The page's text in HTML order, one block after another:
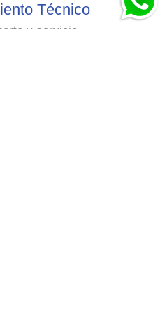
Técnico
y servicio